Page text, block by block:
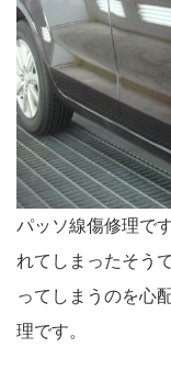
パッソ線傷修理で
れてしまったそう
ってしまうのを
理です。